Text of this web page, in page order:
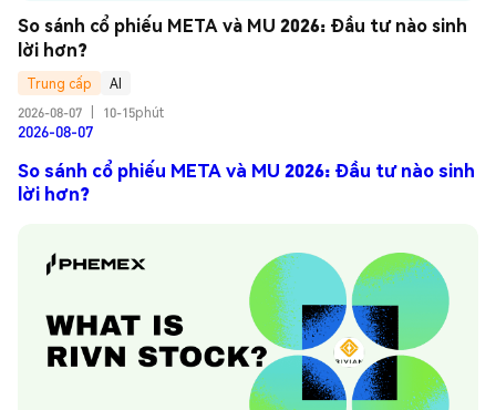
So sánh cổ phiếu META và MU 2026: Đầu tư nào sinh
lời hơn?
Trung cấp
AI
2026-08-07
10-15phút
2026-08-07
So sánh cổ phiếu META và MU 2026: Đầu tư nào sinh
lời hơn?